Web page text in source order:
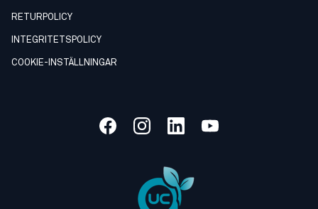
RETURPOLICY
INTEGRITETSPOLICY
COOKIE-INSTÄLLNINGAR